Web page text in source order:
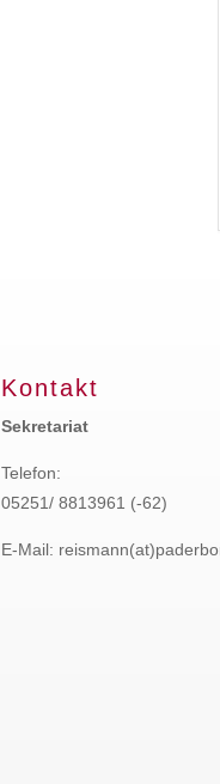
Kontakt
Sekretariat
Telefon:
05251/ 8813961 (-62)
E-Mail: